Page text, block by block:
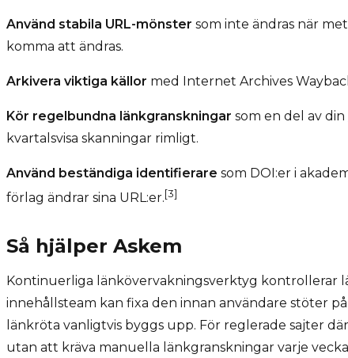
Använd stabila URL-mönster som inte ändras när
komma att ändras.
Arkivera viktiga källor med Internet Archives
Kör regelbundna länkgranskningar som en del av din
kvartalsvisa skanningar rimligt.
Använd beständiga identifierare som DOI:er i
förlag ändrar sina URL:er.[3]
Så hjälper Askem
Kontinuerliga länkövervakningsverktyg kontrollerar
innehållsteam kan fixa den innan användare stöter
länkröta vanligtvis byggs upp. För reglerade sajter
utan att kräva manuella länkgranskningar varje